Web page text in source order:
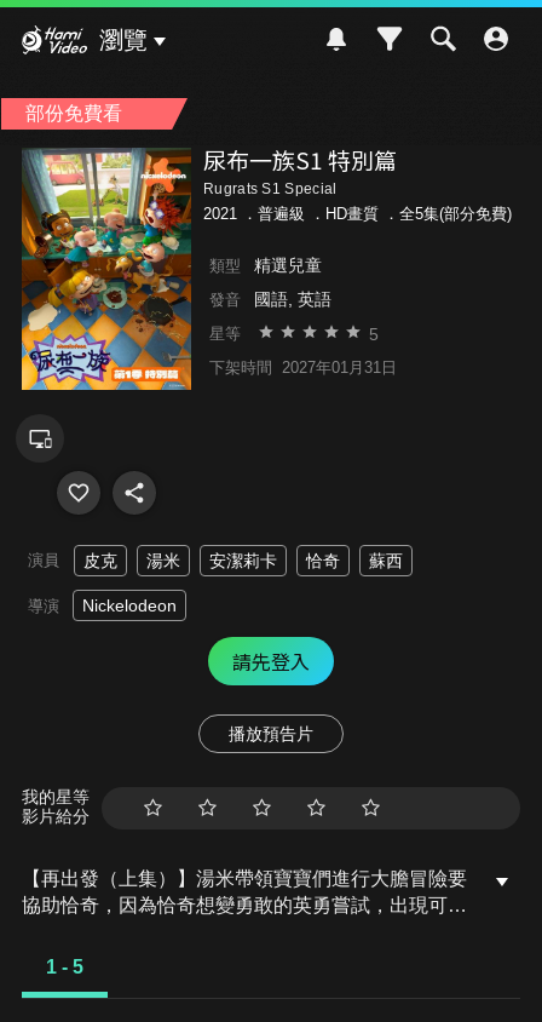
瀏覽
部份免費看
尿布一族S1 特別篇
Rugrats S1 Special
2021 ． 普遍級 ．HD畫質 ．全5集(部分免費)
類型 精選兒童
發音 國語, 英語
星等 5
下架時間 2027年01月31日
演員 皮克 湯米 安潔莉卡 恰奇 蘇西
導演 Nickelodeon
請先登入
播放預告片
我的星等
影片給分
【再出發（上集）】湯米帶領寶寶們進行大膽冒險要
協助恰奇，因為恰奇想變勇敢的英勇嘗試，出現可怕
1 - 5